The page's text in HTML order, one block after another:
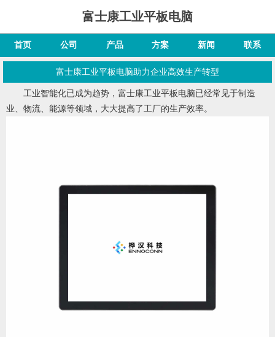
富士康工业平板电脑
首页 公司 产品 方案 新闻 联系
富士康工业平板电脑助力企业高效生产转型
工业智能化已成为趋势， 富士康工业平板电脑已经常见于制造
业、物流、能源等领域，大大提高了工厂的生产效率。